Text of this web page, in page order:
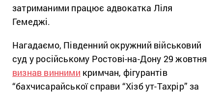
затриманими працює адвокатка Ліля
Гемеджі.
Нагадаємо, Південний окружний військовий
суд у російському Ростові-на-Дону 29 жовтня
визнав винними кримчан, фігурантів
“бахчисарайської справи “Хізб ут-Тахрір” за